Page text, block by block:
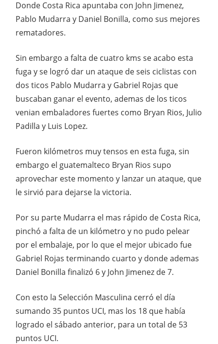
Donde Costa Rica apuntaba con John Jimenez,
Pablo Mudarra y Daniel Bonilla, como sus mejores
rematadores.
Sin embargo a falta de cuatro kms se acabo esta
fuga y se logró dar un ataque de seis ciclistas con
dos ticos Pablo Mudarra y Gabriel Rojas que
buscaban ganar el evento, ademas de los ticos
venian embaladores fuertes como Bryan Rios, Julio
Padilla y Luis Lopez.
Fueron kilómetros muy tensos en esta fuga, sin
embargo el guatemalteco Bryan Rios supo
aprovechar este momento y lanzar un ataque, que
le sirvió para dejarse la victoria.
Por su parte Mudarra el mas rápido de Costa Rica,
pinchó a falta de un kilómetro y no pudo pelear
por el embalaje, por lo que el mejor ubicado fue
Gabriel Rojas terminando cuarto y donde ademas
Daniel Bonilla finalizó 6 y John Jimenez de 7.
Con esto la Selección Masculina cerró el día
sumando 35 puntos UCI, mas los 18 que había
logrado el sábado anterior, para un total de 53
puntos UCI.